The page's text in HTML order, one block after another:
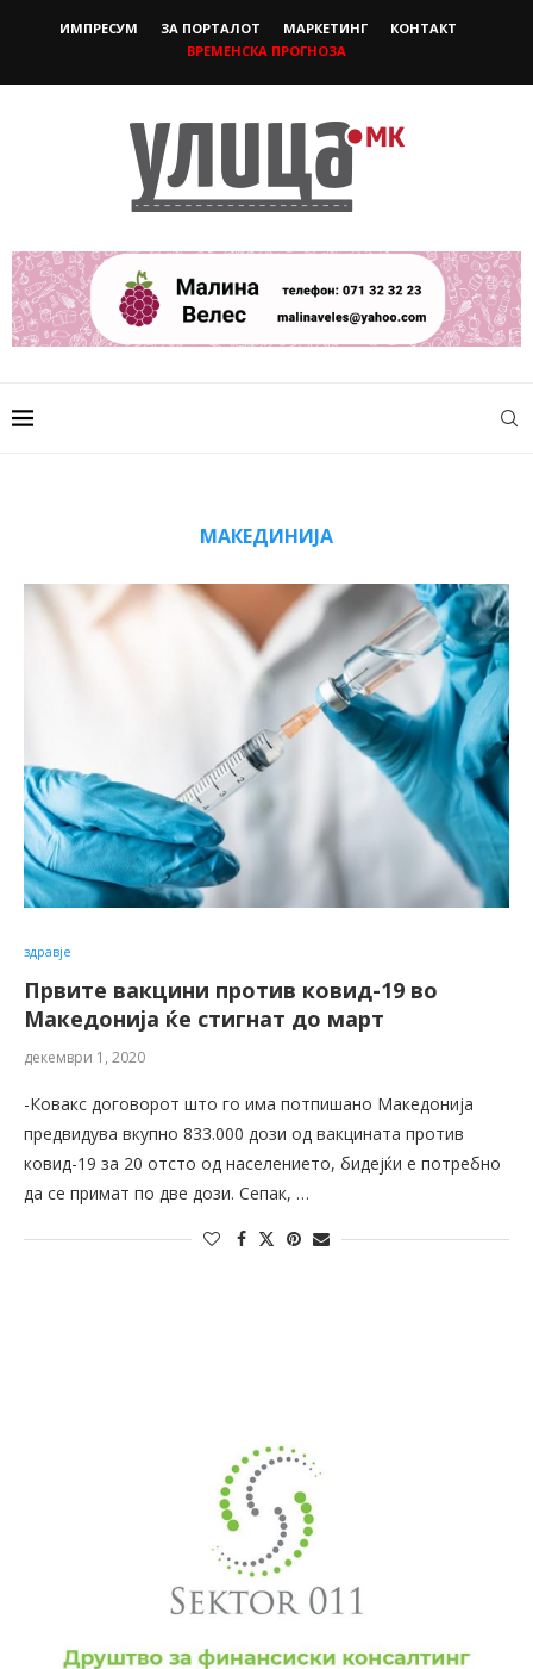
ИМПРЕСУМ ЗА ПОРТАЛОТ МАРКЕТИНГ
КОНТАКТ
ВРЕМЕНСКА ПРОГНОЗА
МАКЕДИНИЈА
здравје
Првите вакцини против ковид-19 во
Македонија ќе стигнат до март
декември 1, 2020
-Ковакс договорот што го има потпишано Македонија
предвидува вкупно 833.000 дози од вакцината против
ковид-19 за 20 отсто од населението, бидејќи е потребно
да се примат по две дози. Сепак, …